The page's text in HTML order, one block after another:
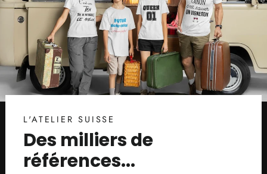
L'ATELIER SUISSE
Des milliers de
références...